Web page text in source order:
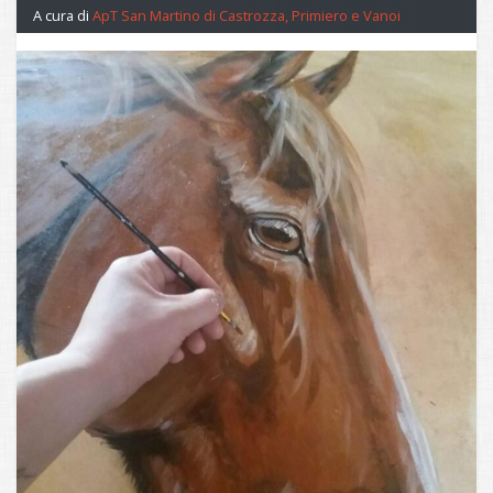
A cura di ApT San Martino di Castrozza, Primiero e Vanoi